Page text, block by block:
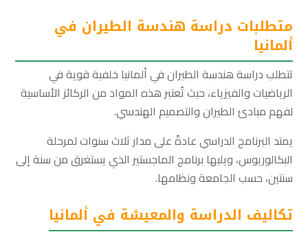
متطلبات دراسة هندسة الطيران في
ألمانيا
تتطلب دراسة هندسة الطيران في ألمانيا خلفية قوية في
الرياضيات والفيزياء، حيث تُعتبر هذه المواد من الركائز الأساسية
لفهم مبادئ الطيران والتصميم الهندسي.
يمتد البرنامج الدراسي عادةً على مدار ثلاث سنوات لمرحلة
البكالوريوس، ويليها برنامج الماجستير الذي يستغرق من سنة إلى
سنتين، حسب الجامعة ونظامها.
تكاليف الدراسة والمعيشة في ألمانيا